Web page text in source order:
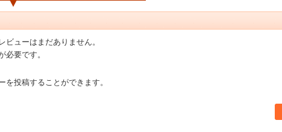
ビューはまだありません。
必要です。
を投稿することができます。